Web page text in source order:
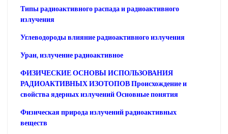
Типы радиоактивного распада и радиоактивного
излучения
Углеводороды влияние радиоактивного излучения
Уран, излучение радиоактивное
ФИЗИЧЕСКИЕ ОСНОВЫ ИСПОЛЬЗОВАНИЯ
РАДИОАКТИВНЫХ ИЗОТОПОВ Происхождение и
свойства ядерных излучений Основные понятия
Физическая природа излучений радиоактивных
веществ